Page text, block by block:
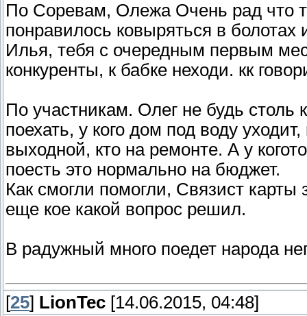
По Соревам, Олежа Очень рад что
понравилось ковыряться в
Илья, тебя с очередным первым
конкуренты, к бабке неходи. кк
По участникам. Олег не будь столь
поехать, у кого дом под воду
выходной, кто на ремонте. А у
поесть это нормально на бюджет.
Как смогли помогли, Связист
еще кое какой вопрос решил.
В радужный много поедет народа
[25] LionTec [14.06.2015, 04:48]